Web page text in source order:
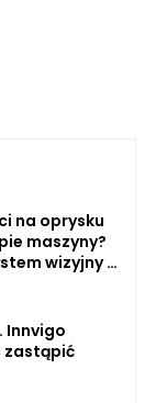
na oprysku
maszyny?
wizyjny FJ
Innvigo
zastąpić